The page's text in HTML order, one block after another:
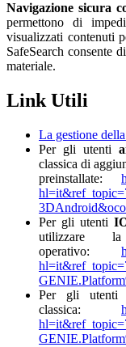
Navigazione sicura
permettono di
visualizzati contenuti
SafeSearch consente
materiale.
Link Utili
La gestione
Per gli utenti
classica di
preinstallate:
hl=it&ref_topic=
Per gli utenti
utilizzare
operativo:
Per gli
classica: